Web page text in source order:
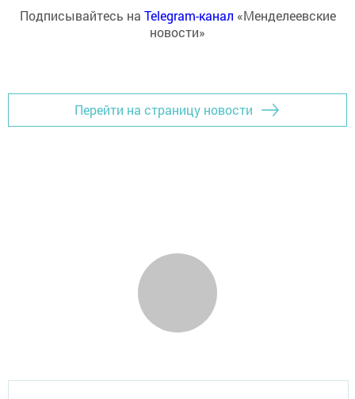
Подписывайтесь на Telegram-канал «Менделеевские
новости»
Перейти на страницу новости